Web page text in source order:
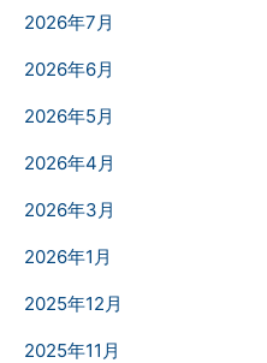
2026年7月
2026年6月
2026年5月
2026年4月
2026年3月
2026年1月
2025年12月
2025年11月